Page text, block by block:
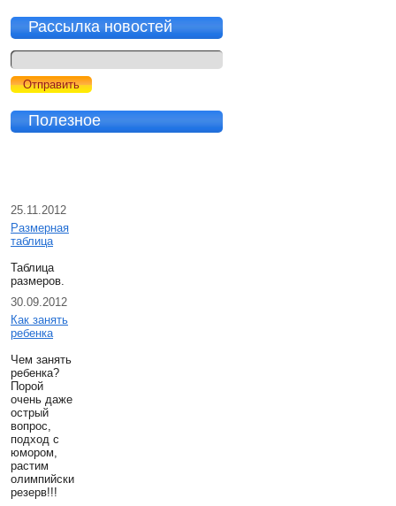
Рассылка новостей
Полезное
25.11.2012
Размерная
таблица
Таблица
размеров.
30.09.2012
Как занять
ребенка
Чем занять
ребенка?
Порой
очень даже
острый
вопрос,
подход с
юмором,
растим
олимпийский
резерв!!!